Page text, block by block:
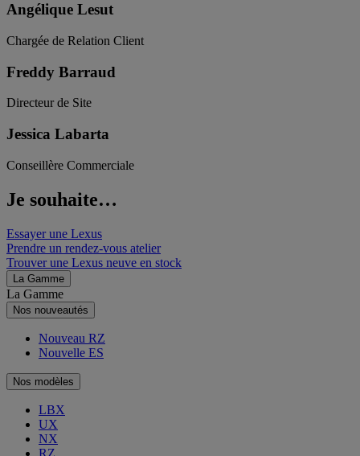
Angélique Lesut
Chargée de Relation Client
Freddy Barraud
Directeur de Site
Jessica Labarta
Conseillère Commerciale
Je souhaite…
Essayer une Lexus
Prendre un rendez-vous atelier
Trouver une Lexus neuve en stock
La Gamme
La Gamme
Nos nouveautés
Nouveau RZ
Nouvelle ES
Nos modèles
LBX
UX
NX
RZ